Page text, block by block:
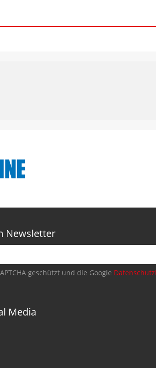
Newsletter
geschützt und die Google
Media